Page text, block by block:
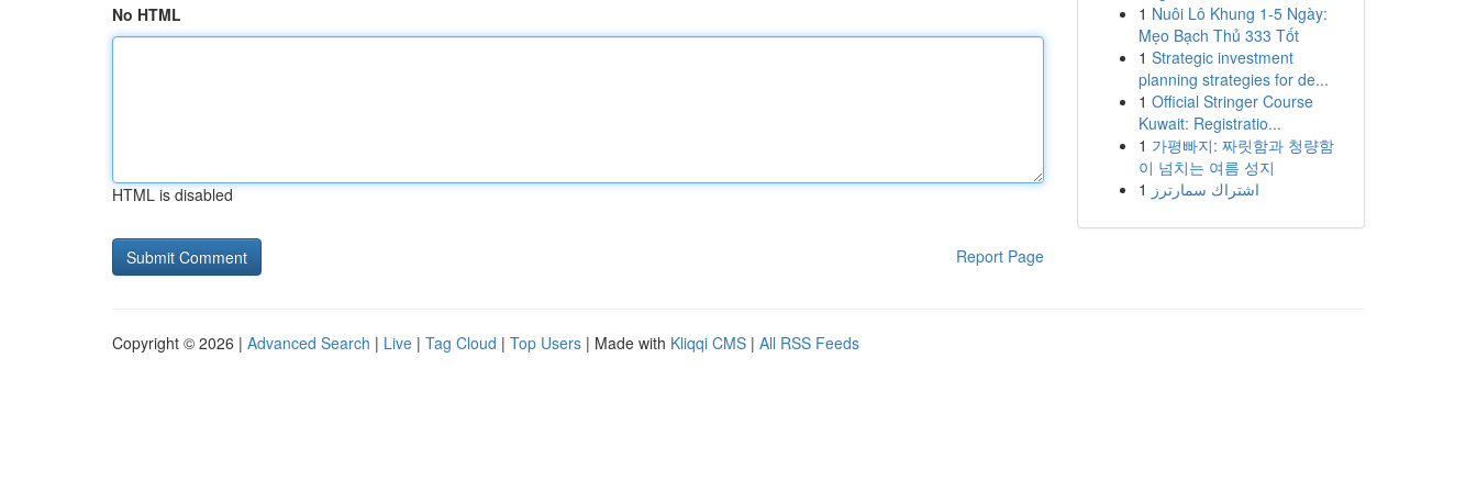
No HTML
HTML is disabled
Report Page
1 Nuôi Lô Khung 1-5 Ngày:
Mẹo Bạch Thủ 333 Tốt
1 Strategic investment
planning strategies for de...
1 Official Stringer Course
Kuwait: Registratio...
1 가평빠지: 짜릿함과 청량함
이 넘치는 여름 성지
1 اشتراك سمارترز
Copyright © 2026 | Advanced Search | Live | Tag Cloud | Top Users | Made with Kliqqi CMS | All RSS Feeds